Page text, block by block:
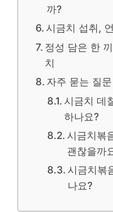
까?
시금치 섭취,
정성 담은 한
치
자주 묻는 질문
시금치 데
하나요?
시금치볶
괜찮을까
시금치볶
나요?